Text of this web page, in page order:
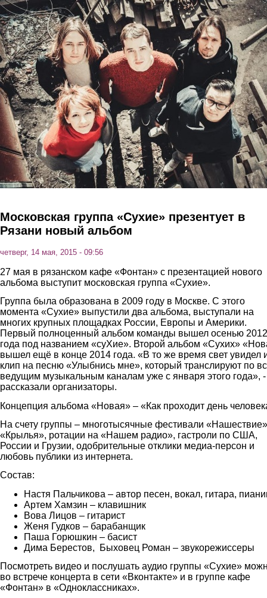
Перейти к основному содержанию
Московская группа «Сухие» презентует в
Рязани новый альбом
четверг, 14 мая, 2015 - 09:56
27 мая в рязанском кафе «Фонтан» с презентацией нового
альбома выступит московская группа «Сухие».
Группа была образована в 2009 году в Москве. С этого
момента «Сухие» выпустили два альбома, выступали на
многих крупных площадках России, Европы и Америки.
Первый полноценный альбом команды вышел осенью 2012
года под названием «суХие». Второй альбом «Сухих»
вышел ещё в конце 2014 года. «В то же время свет увидел
клип на песню «Улыбнись мне», который транслируют по
ведущим музыкальным каналам уже с января этого года», -
рассказали организаторы.
Концепция альбома «Новая» – «Как проходит день
На счету группы – многотысячные фестивали
«Крылья», ротации на «Нашем радио», гастроли по США,
России и Грузии, одобрительные отклики медиа-персон и
любовь публики из интернета.
Состав:
Настя Пальчикова – автор песен, вокал, гитара,
Артем Хамзин – клавишник
Вова Лицов – гитарист
Женя Гудков – барабанщик
Паша Горюшкин – басист
Дима Берестов, Быховец Роман – звукорежиссеры
Посмотреть видео и послушать аудио группы «Сухие»
во встрече концерта в сети «Вконтакте» и в группе кафе
«Фонтан» в «Одноклассниках».